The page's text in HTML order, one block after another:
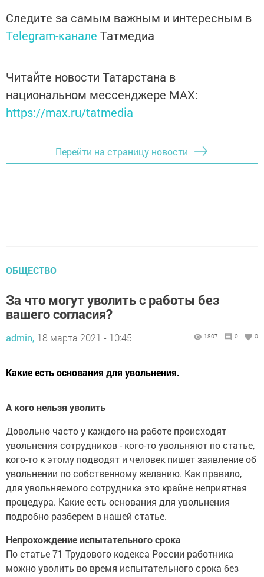
Следите за самым важным и интересным в
Telegram-канале Татмедиа
Читайте новости Татарстана в
национальном мессенджере MАХ:
https://max.ru/tatmedia
Перейти на страницу новости
ОБЩЕСТВО
За что могут уволить с работы без
вашего согласия?
admin, 18 марта 2021 - 10:45 1807 0 0
Какие есть основания для увольнения.
А кого нельзя уволить
Довольно часто у каждого на работе происходят
увольнения сотрудников - кого-то увольняют по статье,
кого-то к этому подводят и человек пишет заявление об
увольнении по собственному желанию. Как правило,
для увольняемого сотрудника это крайне неприятная
процедура. Какие есть основания для увольнения
подробно разберем в нашей статье.
Непрохождение испытательного срока
По статье 71 Трудового кодекса России работника
можно уволить во время испытательного срока без